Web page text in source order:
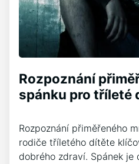
Rozpoznání
spánku pro tříleté
Rozpoznání přiměřeného
rodiče tříletého dítěte
dobrého zdraví. Spánek